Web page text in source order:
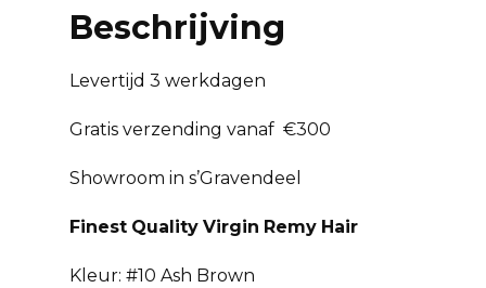
Beschrijving
Levertijd 3 werkdagen
Gratis verzending vanaf €300
Showroom in s’Gravendeel
Finest Quality Virgin Remy Hair
Kleur: #10 Ash Brown